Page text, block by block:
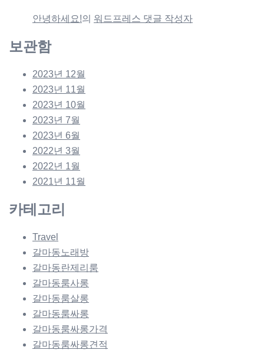
안녕하세요!의 워드프레스 댓글 작성자
보관함
2023년 12월
2023년 11월
2023년 10월
2023년 7월
2023년 6월
2022년 3월
2022년 1월
2021년 11월
카테고리
Travel
갈마동노래방
갈마동란제리룸
갈마동룸사롱
갈마동룸살롱
갈마동룸싸롱
갈마동룸싸롱가격
갈마동룸싸롱견적